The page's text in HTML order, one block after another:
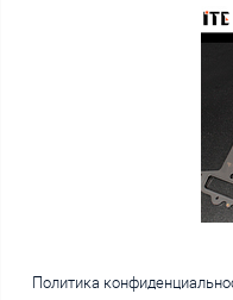
Политика